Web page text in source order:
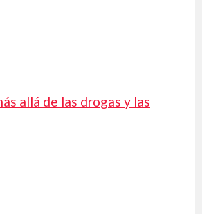
allá de las drogas y las